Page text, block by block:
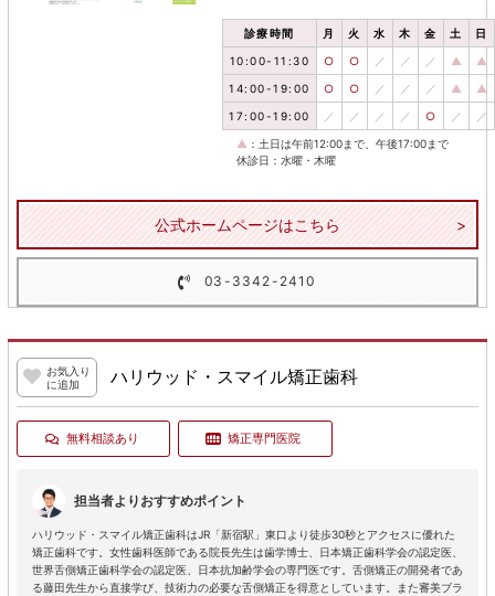
診療時間 月 火 水 木 金 土 日
10:00-11:30 ○ ○ ／ ／ ／ ▲ ▲
14:00-19:00 ○ ○ ／ ／ ／ ▲ ▲
17:00-19:00 ／ ／ ／ ／ ○ ／ ／
▲ ：土日は午前12:00まで、午後17:00まで
休診日：水曜・木曜
公式ホームページはこちら
03-3342-2410
お気入り
に追加
ハリウッド・スマイル矯正歯科
無料相談あり 矯正専門医院
担当者よりおすすめポイント
ハリウッド・スマイル矯正歯科はJR「新宿駅」東口より徒歩30秒とアクセスに優れた
矯正歯科です。女性歯科医師である院長先生は歯学博士、日本矯正歯科学会の認定医、
世界舌側矯正歯科学会の認定医、日本抗加齢学会の専門医です。舌側矯正の開発者であ
る藤田先生から直接学び、技術力の必要な舌側矯正を得意としています。また審美ブラ